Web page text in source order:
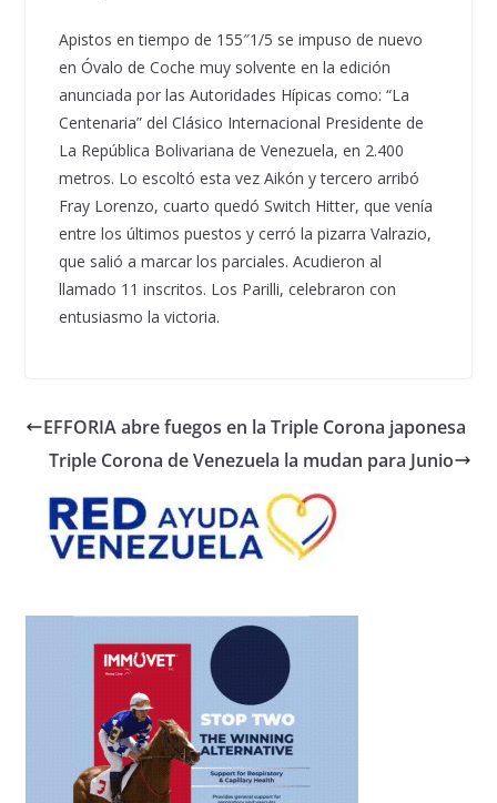
Apistos en tiempo de 155″1/5 se impuso de nuevo
en Óvalo de Coche muy solvente en la edición
anunciada por las Autoridades Hípicas como: “La
Centenaria” del Clásico Internacional Presidente de
La República Bolivariana de Venezuela, en 2.400
metros. Lo escoltó esta vez Aikón y tercero arribó
Fray Lorenzo, cuarto quedó Switch Hitter, que venía
entre los últimos puestos y cerró la pizarra Valrazio,
que salió a marcar los parciales. Acudieron al
llamado 11 inscritos. Los Parilli, celebraron con
entusiasmo la victoria.
EFFORIA abre fuegos en la Triple Corona japonesa
Triple Corona de Venezuela la mudan para Junio